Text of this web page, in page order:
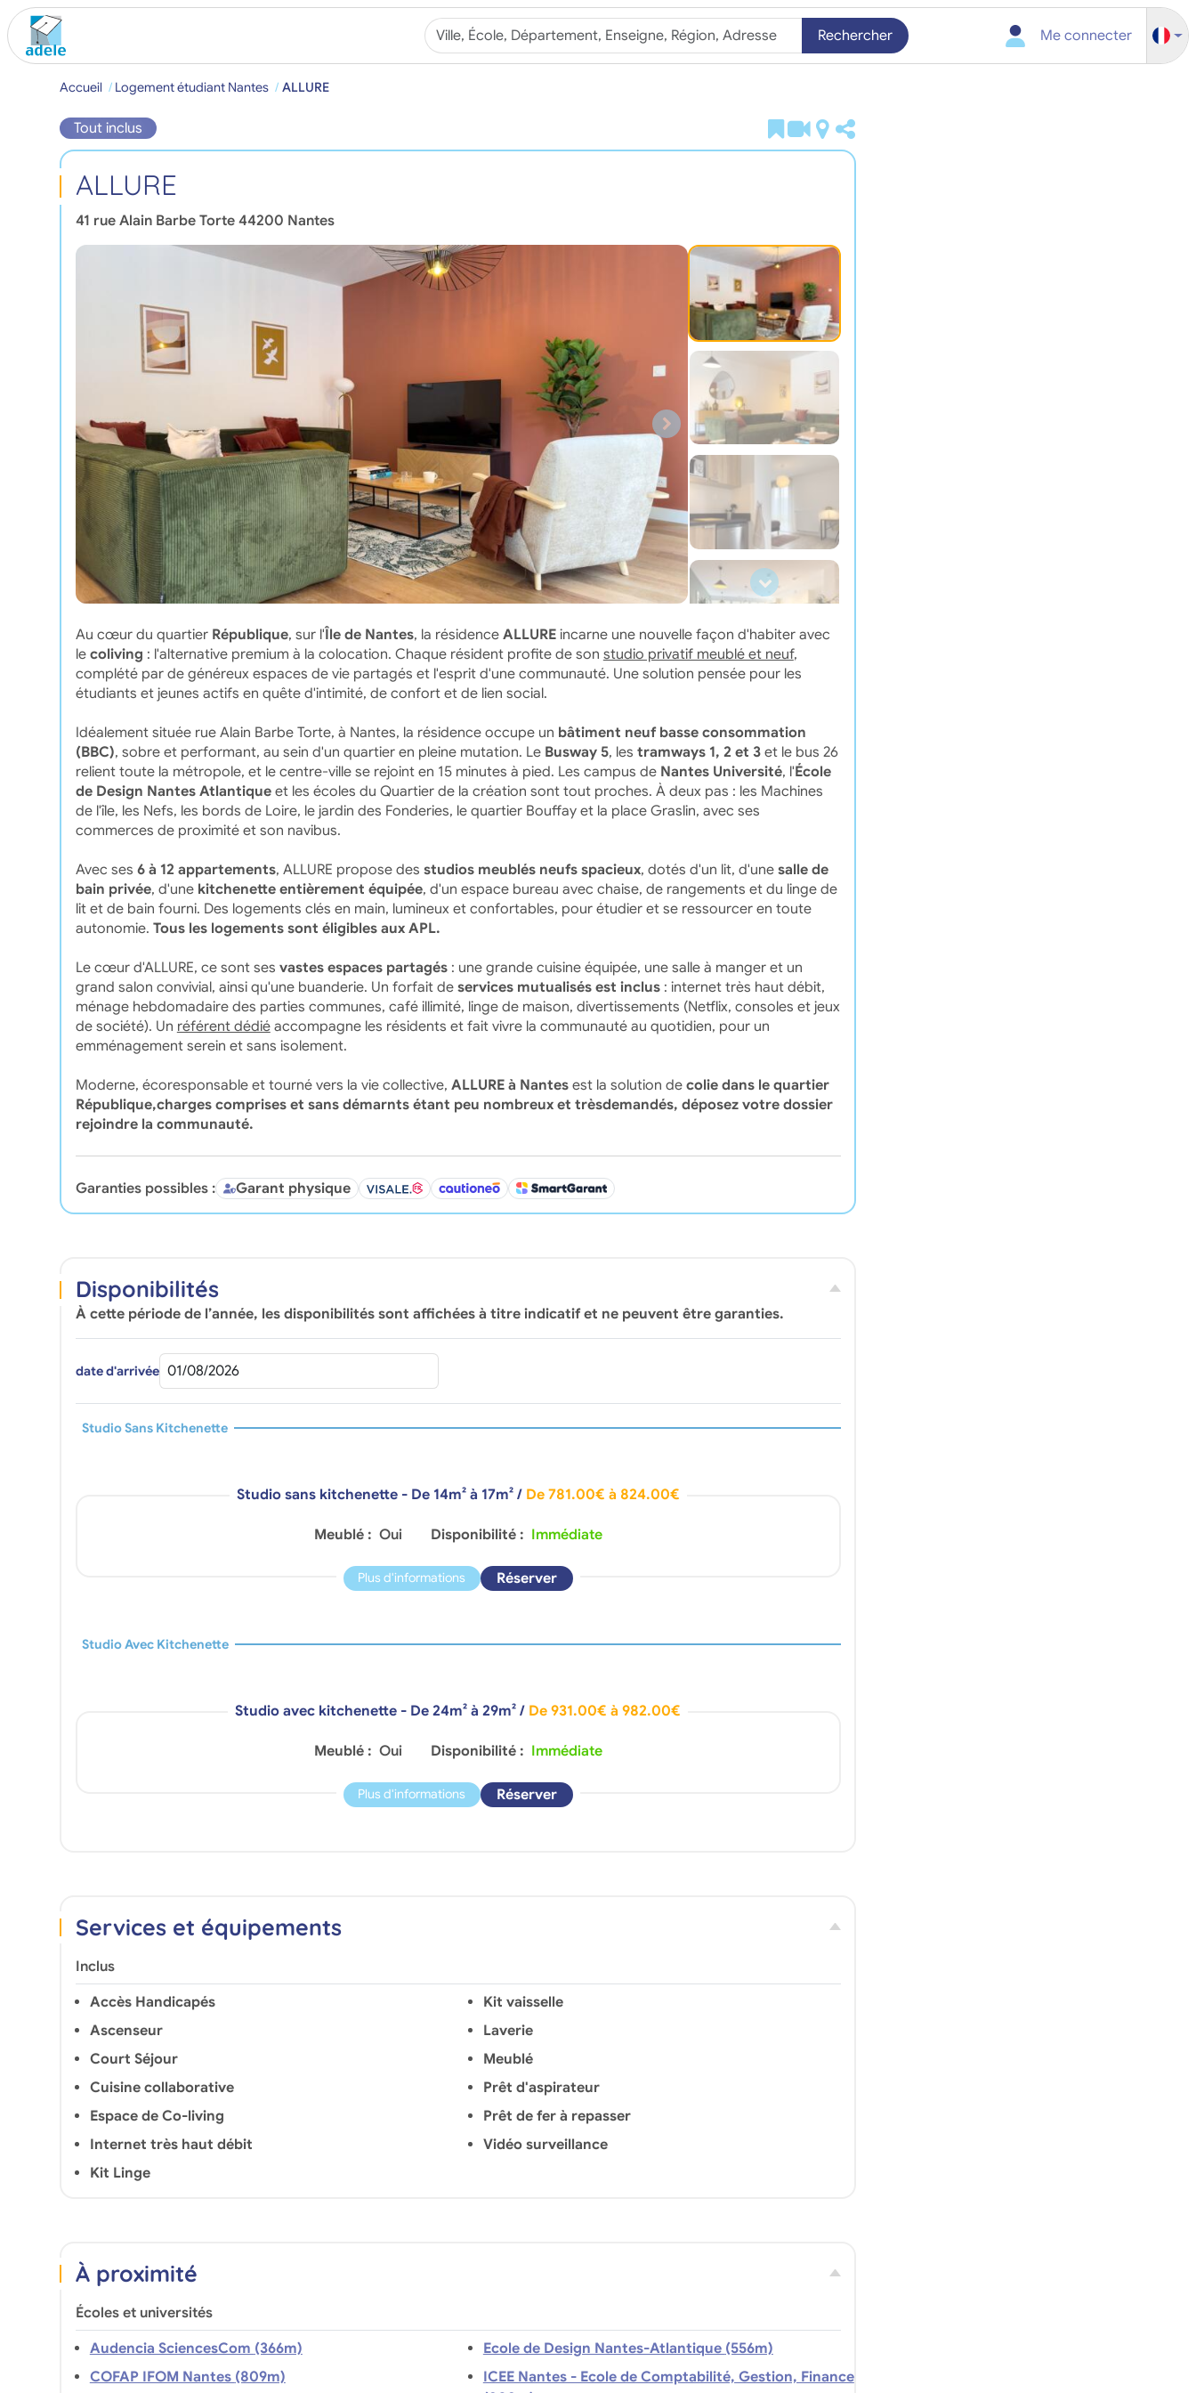
Rechercher Me connecter
Accueil Logement étudiant Nantes ALLURE
Tout inclus
ALLURE
41 rue Alain Barbe Torte 44200 Nantes
Au cœur du quartier République, sur l'Île de Nantes, la résidence ALLUREincarne une nouvelle façon d'habiter avec
le coliving : l'alternative premium à la colocation. Chaque résident profite de son studio privatif meublé et neuf,
complété par de généreux espaces de vie partagés et l'esprit d'une communauté. Une solution pensée pour les
étudiants et jeunes actifs en quête d'intimité, de confort et de lien social.
Idéalement située rue Alain Barbe Torte, à Nantes, la résidence occupe un bâtiment neuf basse consommation
(BBC), sobre et performant, au sein d'un quartier en pleine mutation. Le Busway 5, les tramways 1, 2 et 3et le bus 26
relient toute la métropole, et le centre-ville se rejoint en 15 minutes à pied. Les campus de Nantes Université, l'École
de Design Nantes Atlantiqueet les écoles du Quartier de la création sont tout proches. À deux pas : les Machines
de l'île, les Nefs, les bords de Loire, le jardin des Fonderies, le quartier Bouffay et la place Graslin, avec ses
commerces de proximité et son navibus.
Avec ses 6 à 12 appartements, ALLURE propose des studios meublés neufs spacieux, dotés d'un lit, d'une salle de
bain privée, d'une kitchenette entièrement équipée, d'un espace bureau avec chaise, de rangements et du linge de
lit et de bain fourni. Des logements clés en main, lumineux et confortables, pour étudier et se ressourcer en toute
autonomie. Tous les logements sont éligibles aux APL.
Le cœur d'ALLURE, ce sont ses vastes espaces partagés: une grande cuisine équipée, une salle à manger et un
grand salon convivial, ainsi qu'une buanderie. Un forfait de services mutualisés est inclus: internet très haut débit,
ménage hebdomadaire des parties communes, café illimité, linge de maison, divertissements (Netflix, consoles et jeux
de société). Un référent dédiéaccompagne les résidents et fait vivre la communauté au quotidien, pour un
emménagement serein et sans isolement.
Moderne, écoresponsable et tourné vers la vie collective, ALLURE à Nantesest la solution de colie dans le quartier
République,charges comprises et sans démarnts étant peu nombreux et trèsdemandés, déposez votre dossier
rejoindre la communauté.
Garanties possibles : Garant physique
Disponibilités
À cette période de l’année, les disponibilités sont affichées à titre indicatif et ne peuvent être garanties.
date d'arrivée
Studio Sans Kitchenette
Studio sans kitchenette - De 14m² à 17m² / De 781.00€ à 824.00€
Meublé : Oui Disponibilité : Immédiate
Plus d'informations Réserver
Studio Avec Kitchenette
Studio avec kitchenette - De 24m² à 29m² / De 931.00€ à 982.00€
Meublé : Oui Disponibilité : Immédiate
Plus d'informations Réserver
Services et équipements
Inclus
Accès Handicapés
Ascenseur
Court Séjour
Cuisine collaborative
Espace de Co-living
Internet très haut débit
Kit Linge
Kit vaisselle
Laverie
Meublé
Prêt d'aspirateur
Prêt de fer à repasser
Vidéo surveillance
À proximité
Écoles et universités
Audencia SciencesCom (366m)
COFAP IFOM Nantes (809m)
Ecole de Design Nantes-Atlantique (556m)
ICEE Nantes - Ecole de Comptabilité, Gestion, Finance